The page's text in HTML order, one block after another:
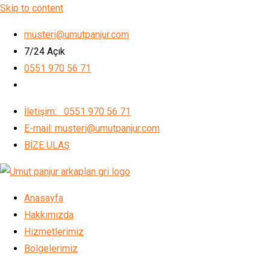
Skip to content
musteri@umutpanjur.com
7/24 Açık
0551 970 56 71
İletişim: 0551 970 56 71
E-mail: musteri@umutpanjur.com
BİZE ULAŞ
Anasayfa
Hakkımızda
Hizmetlerimiz
Bölgelerimiz